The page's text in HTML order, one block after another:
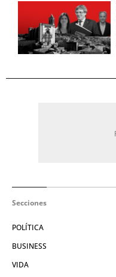
Secciones
POLÍTICA
BUSINESS
VIDA